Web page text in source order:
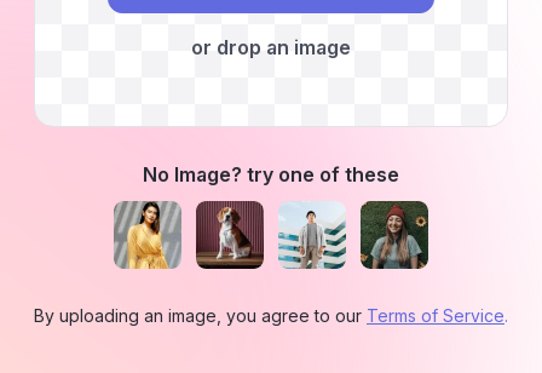
or drop an image
No Image? try one of these
By uploading an image, you agree to our Terms of Service.